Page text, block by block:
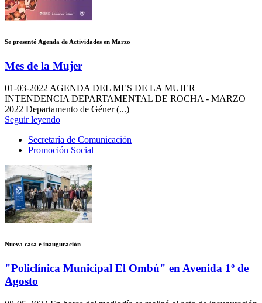
Se presentó Agenda de Actividades en Marzo
Mes de la Mujer
01-03-2022AGENDA DEL MES DE LA MUJER
INTENDENCIA DEPARTAMENTAL DE ROCHA - MARZO
2022 Departamento de Géner (...)
Seguir leyendo
Secretaría de Comunicación
Promoción Social
Nueva casa e inauguración
"Policlínica Municipal El Ombú" en Avenida 1º de
Agosto